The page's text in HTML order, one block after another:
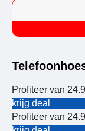
Profiteer van
krijg deal
Profiteer van